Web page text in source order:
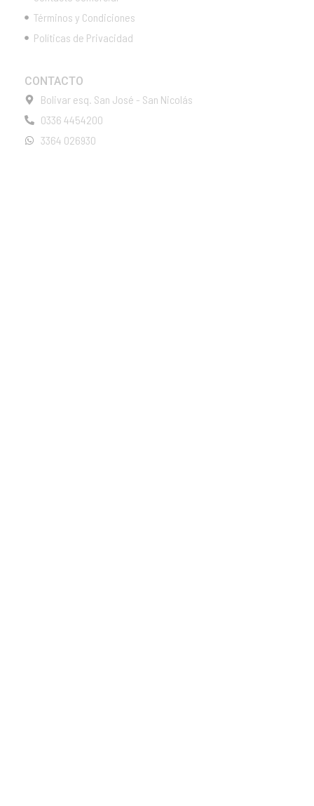
Términos y Condiciones
Políticas de Privacidad
CONTACTO
Bolivar esq. San José - San Nicolás
0336 4454200
3364 026930